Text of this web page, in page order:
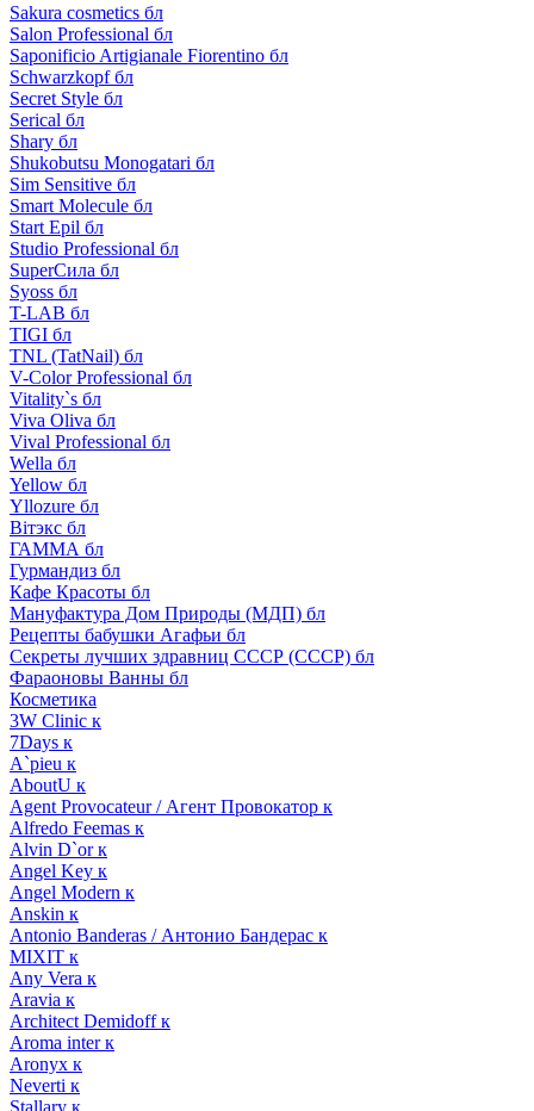
Sakura cosmetics бл
Salon Professional бл
Saponificio Artigianale Fiorentino бл
Schwarzkopf бл
Secret Style бл
Serical бл
Shary бл
Shukobutsu Monogatari бл
Sim Sensitive бл
Smart Molecule бл
Start Epil бл
Studio Professional бл
SuperСила бл
Syoss бл
T-LAB бл
TIGI бл
TNL (TatNail) бл
V-Color Professional бл
Vitality`s бл
Viva Oliva бл
Vival Professional бл
Wella бл
Yellow бл
Yllozure бл
Вiтэкс бл
ГАММА бл
Гурмандиз бл
Кафе Красоты бл
Мануфактура Дом Природы (МДП) бл
Рецепты бабушки Агафьи бл
Секреты лучших здравниц СССР (СССР) бл
Фараоновы Ванны бл
Косметика
3W Clinic к
7Days к
A`pieu к
AboutU к
Agent Provocateur / Агент Провокатор к
Alfredo Feemas к
Alvin D`or к
Angel Key к
Angel Modern к
Anskin к
Antonio Banderas / Антонио Бандерас к
MIXIT к
Any Vera к
Aravia к
Architect Demidoff к
Aroma inter к
Aronyx к
Neverti к